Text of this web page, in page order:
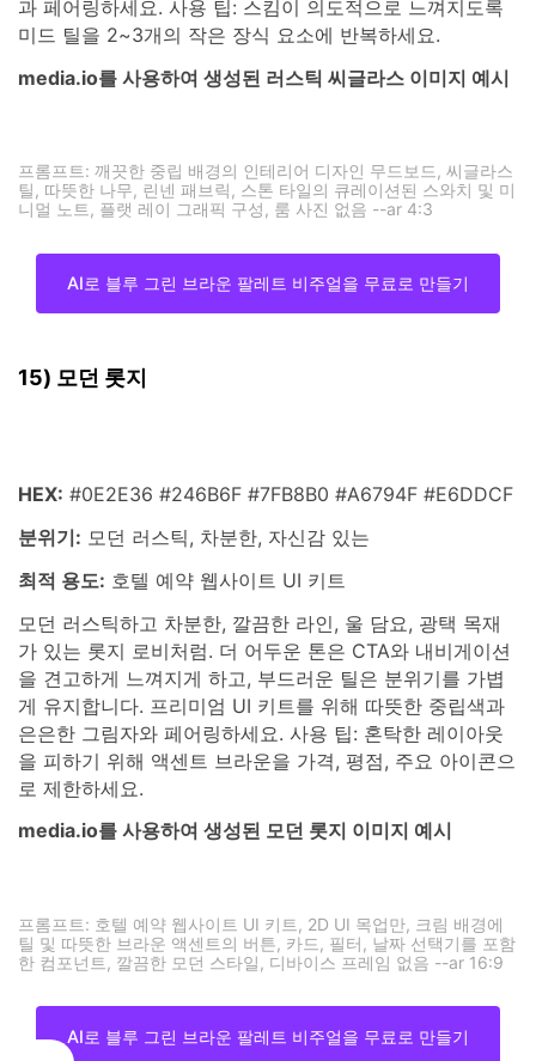
이어드 룩을 위해 천연석, 브러시드 브라스, 린넨 텍스타일
과 페어링하세요. 사용 팁: 스킴이 의도적으로 느껴지도록
미드 틸을 2~3개의 작은 장식 요소에 반복하세요.
프롬프트: 깨끗한 중립 배경의 인테리어 디자인 무드보드, 씨글라스
틸, 따뜻한 나무, 린넨 패브릭, 스톤 타일의 큐레이션된 스와치 및 미
AI로 블루 그린 브라운 팔레트 비주얼을 무료로 만들기
HEX:#0E2E36 #246B6F #7FB8B0 #A6794F #E6DDCF
분위기: 모던 러스틱, 차분한, 자신감 있는
최적 용도:호텔 예약 웹사이트 UI 키트
모던 러스틱하고 차분한, 깔끔한 라인, 울 담요, 광택 목재
가 있는 롯지 로비처럼. 더 어두운 톤은 CTA와 내비게이션
을 견고하게 느껴지게 하고, 부드러운 틸은 분위기를 가볍
게 유지합니다. 프리미엄 UI 키트를 위해 따뜻한 중립색과
은은한 그림자와 페어링하세요. 사용 팁: 혼탁한 레이아웃
을 피하기 위해 액센트 브라운을 가격, 평점, 주요 아이콘으
로 제한하세요.
프롬프트: 호텔 예약 웹사이트 UI 키트, 2D UI 목업만, 크림 배경에